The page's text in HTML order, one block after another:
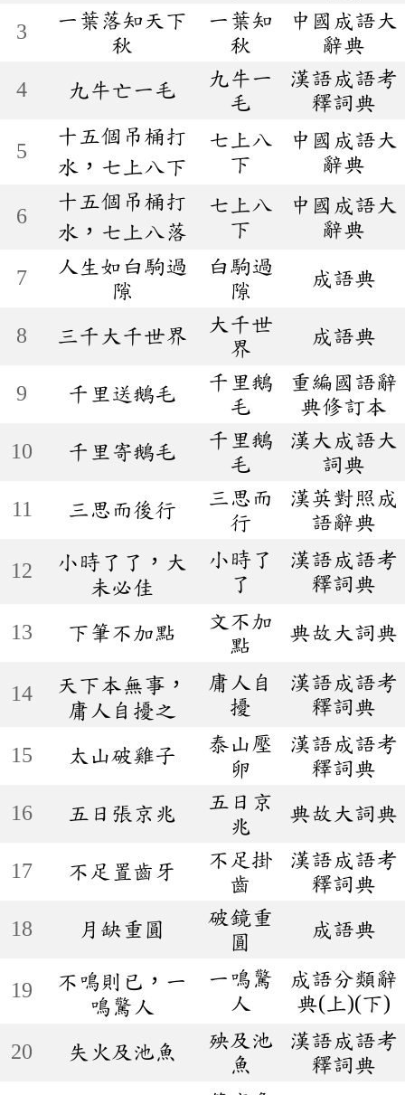
3
一葉落知天下
秋
一葉知
秋
中國成語大
辭典
4
九牛亡一毛
九牛一
毛
漢語成語考
釋詞典
5
十五個吊桶打
水，七上八下
七上八
下
中國成語大
辭典
6
十五個吊桶打
水，七上八落
七上八
下
中國成語大
辭典
7
人生如白駒過
隙
白駒過
隙
成語典
8 三千大千世界
大千世
界
成語典
9 千里送鵝毛
千里鵝
毛
重編國語辭
典修訂本
10
千里寄鵝毛
千里鵝
毛
漢大成語大
詞典
11
三思而後行
三思而
行
漢英對照成
語辭典
12
小時了了，大
未必佳
小時了
了
漢語成語考
釋詞典
13 下筆不加點
文不加
點
典故大詞典
14
天下本無事，
庸人自擾之
庸人自
擾
漢語成語考
釋詞典
15 太山破雞子
泰山壓
卵
漢語成語考
釋詞典
16
五日張京兆
五日京
兆
典故大詞典
17 不足置齒牙
不足掛
齒
漢語成語考
釋詞典
18
月缺重圓
破鏡重
圓
成語典
19
不鳴則已，一
鳴驚人
一鳴驚
人
成語分類辭
典(上)(下)
20 失火及池魚
殃及池
魚
漢語成語考
釋詞典